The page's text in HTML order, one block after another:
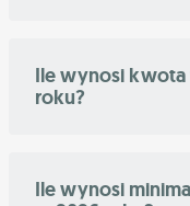
Ile wynosi
roku?
Ile wynosi